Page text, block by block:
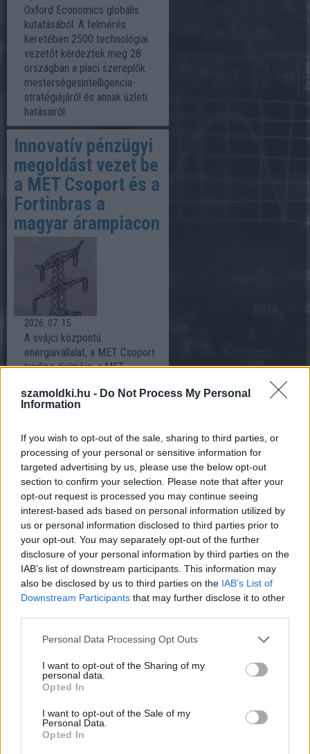
szamoldki.hu - Do Not Process My Personal
Information
If you wish to opt-out of the sale, sharing to third parties, or
processing of your personal or sensitive information for
targeted advertising by us, please use the below opt-out
section to confirm your selection. Please note that after your
opt-out request is processed you may continue seeing
interest-based ads based on personal information utilized by
us or personal information disclosed to third parties prior to
your opt-out. You may separately opt-out of the further
disclosure of your personal information by third parties on the
IAB’s list of downstream participants. This information may
also be disclosed by us to third parties on the IAB’s List of
Downstream Participants that may further disclose it to other
Please note that this website/app uses one or more Google
not limited to your visit or usage behaviour. You may click to
grant or deny consent to Google and its third-party tags to
use your data for below specified purposes in below Google
consent section.
Personal Data Processing Opt Outs
I want to opt-out of the Sharing of my
personal data.
Opted In
I want to opt-out of the Sale of my
Personal Data.
Opted In
Oxford Economics globális
kutatásából. A felmérés
keretében 2500 technológiai
vezetőt kérdeztek meg 28
országban a piaci szereplők
mesterségesintelligencia-
stratégiájáról és annak üzleti
hatásairól.
Innovatív pénzügyi
megoldást vezet be
a MET Csoport és a
Fortinbras a
magyar árampiacon
2026. 07. 15.
A svájci központú
energiavállalat, a MET Csoport
trading divíziója, a MET
Asset Management GmbH
sikeresen zárta a magyar
villamosenergia-piachoz kötött
pénzügyi áramswap (TBx)
tranzakcióját.
Az utazási kedv
nem csökken, csak
átalakul 2026-ban
2026. 07. 15.
A reziliencia az utazási
nem utazunk kevesebbet, csak
másképp.
Földgázelosztó
társaságok